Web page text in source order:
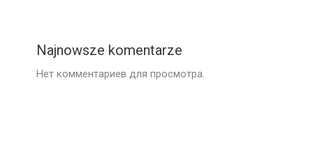
Najnowsze komentarze
Нет комментариев для просмотра.